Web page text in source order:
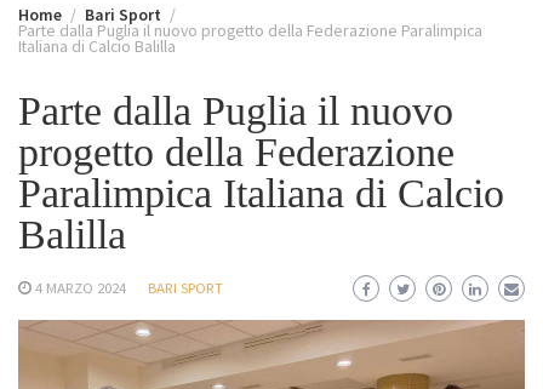
Home Bari Sport
Parte dalla Puglia il nuovo progetto della Federazione Paralimpica
Italiana di Calcio Balilla
Parte dalla Puglia il nuovo
progetto della Federazione
Paralimpica Italiana di Calcio
Balilla
4 MARZO 2024 BARI SPORT